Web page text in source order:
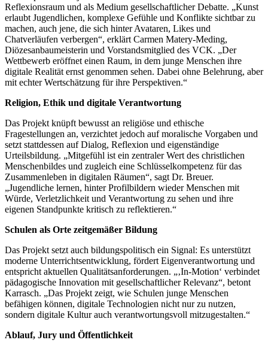
Reflexionsraum und als Medium gesellschaftlicher Debatte. „Kunst
erlaubt Jugendlichen, komplexe Gefühle und Konflikte sichtbar zu
machen, auch jene, die sich hinter Avataren, Likes und
Chatverläufen verbergen“, erklärt Carmen Matery-Meding,
Diözesanbaumeisterin und Vorstandsmitglied des VCK. „Der
Wettbewerb eröffnet einen Raum, in dem junge Menschen ihre
digitale Realität ernst genommen sehen. Dabei ohne Belehrung, aber
mit echter Wertschätzung für ihre Perspektiven.“
Religion, Ethik und digitale Verantwortung
Das Projekt knüpft bewusst an religiöse und ethische
Fragestellungen an, verzichtet jedoch auf moralische Vorgaben und
setzt stattdessen auf Dialog, Reflexion und eigenständige
Urteilsbildung. „Mitgefühl ist ein zentraler Wert des christlichen
Menschenbildes und zugleich eine Schlüsselkompetenz für das
Zusammenleben in digitalen Räumen“, sagt Dr. Breuer.
„Jugendliche lernen, hinter Profilbildern wieder Menschen mit
Würde, Verletzlichkeit und Verantwortung zu sehen und ihre
eigenen Standpunkte kritisch zu reflektieren.“
Schulen als Orte zeitgemäßer Bildung
Das Projekt setzt auch bildungspolitisch ein Signal: Es unterstützt
moderne Unterrichtsentwicklung, fördert Eigenverantwortung und
entspricht aktuellen Qualitätsanforderungen. „‚In-Motion‘ verbindet
pädagogische Innovation mit gesellschaftlicher Relevanz“, betont
Karrasch. „Das Projekt zeigt, wie Schulen junge Menschen
befähigen können, digitale Technologien nicht nur zu nutzen,
sondern digitale Kultur auch verantwortungsvoll mitzugestalten.“
Ablauf, Jury und Öffentlichkeit